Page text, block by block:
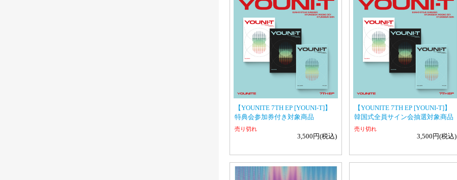
【YOUNITE 7TH EP [YOUNI-T]】
特典会参加券付き対象商品
売り切れ
3,500円(税込)
【YOUNITE 7TH EP [YOUNI-T]】
韓国式全員サイン会抽選対象商品
売り切れ
3,500円(税込)